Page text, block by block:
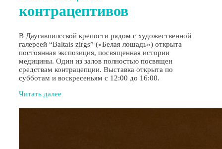
контрацептивов
В Даугавпилсской крепости рядом с художественной
галереей “Baltais zirgs” («Белая лошадь») открыта
постоянная экспозиция, посвященная истории
медицины. Один из залов полностью посвящен
средствам контрацепции. Выставка открыта по
субботам и воскресеньям с 12:00 до 16:00.
Читать далее